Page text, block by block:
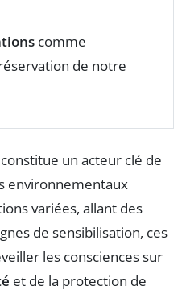
comme
de notre
constitue un acteur clé de
environnementaux
variées, allant des
de sensibilisation, ces
les consciences sur
et de la protection de